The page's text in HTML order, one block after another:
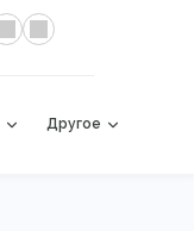
Другое